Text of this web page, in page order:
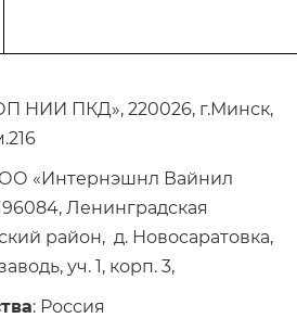
НИИ ПКД», 220026, г.Минск,
«Интернэшнл Вайнил
Ленинградская
район, д. Новосаратовка,
уч. 1, корп. 3,
: Россия